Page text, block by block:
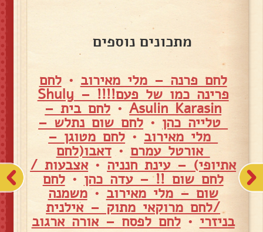
מתכונים נוספים
לחם פרנה – מלי מאירוב •לחם
פרינה כמו של פעם!!!! – Shuly
Asulin Karasin
• לחם בית –
טלייה כהן • לחם שום נתלש –
מלי מאירוב • לחם מטוגן –
אורטל עמרם •דאבו(לחם
אתיופי) – עינת חנניה •אצבעות /
לחם שום !! – עדה כהן •לחם
שום – מלי מאירוב •משמנה
/לחם מרוקאי מתוק – אילנית
בניזרי •לחם לפסח – אורה ארגוב